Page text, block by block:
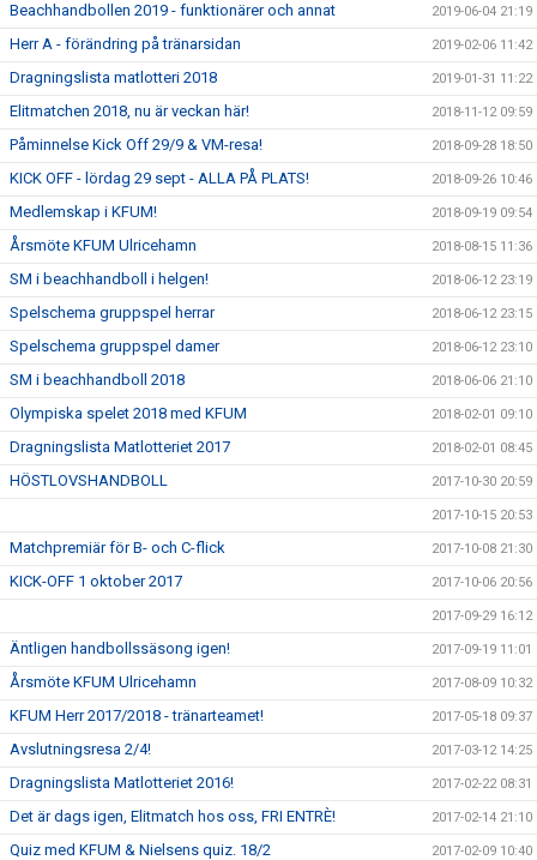
Beachhandbollen 2019 - funktionärer och annat 2019-06-04 21:19
Herr A - förändring på tränarsidan 2019-02-06 11:42
Dragningslista matlotteri 2018 2019-01-31 11:22
Elitmatchen 2018, nu är veckan här! 2018-11-12 09:59
Påminnelse Kick Off 29/9 & VM-resa! 2018-09-28 18:50
KICK OFF - lördag 29 sept - ALLA PÅ PLATS! 2018-09-26 10:46
Medlemskap i KFUM! 2018-09-19 09:54
Årsmöte KFUM Ulricehamn 2018-08-15 11:36
SM i beachhandboll i helgen! 2018-06-12 23:19
Spelschema gruppspel herrar 2018-06-12 23:15
Spelschema gruppspel damer 2018-06-12 23:10
SM i beachhandboll 2018 2018-06-06 21:10
Olympiska spelet 2018 med KFUM 2018-02-01 09:10
Dragningslista Matlotteriet 2017 2018-02-01 08:45
HÖSTLOVSHANDBOLL 2017-10-30 20:59
2017-10-15 20:53
Matchpremiär för B- och C-flick 2017-10-08 21:30
KICK-OFF 1 oktober 2017 2017-10-06 20:56
2017-09-29 16:12
Äntligen handbollssäsong igen! 2017-09-19 11:01
Årsmöte KFUM Ulricehamn 2017-08-09 10:32
KFUM Herr 2017/2018 - tränarteamet! 2017-05-18 09:37
Avslutningsresa 2/4! 2017-03-12 14:25
Dragningslista Matlotteriet 2016! 2017-02-22 08:31
Det är dags igen, Elitmatch hos oss, FRI ENTRÈ! 2017-02-14 21:10
Quiz med KFUM & Nielsens quiz. 18/2 2017-02-09 10:40